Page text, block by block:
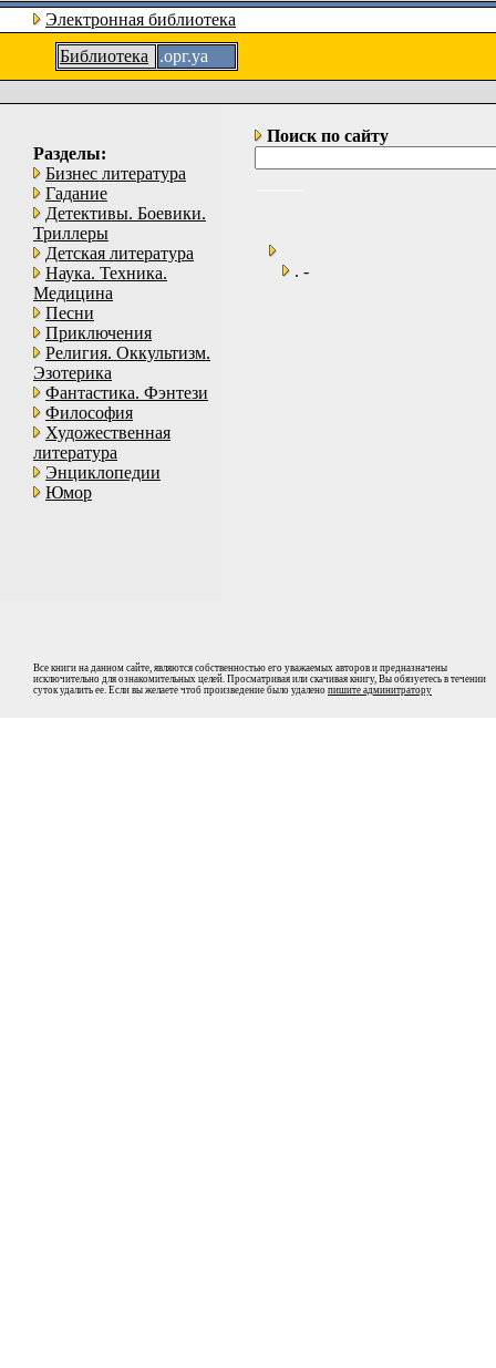
Электронная библиотека
Библиотека
.орг.уа
Разделы:
Бизнес литература
Гадание
Детективы. Боевики.
Триллеры
Детская литература
Наука. Техника.
Медицина
Песни
Приключения
Религия. Оккультизм.
Эзотерика
Фантастика. Фэнтези
Философия
Художественная
литература
Энциклопедии
Юмор
Поиск по сайту
. -
Все книги на данном сайте, являются собственностью его уважаемых авторов и предназначены
исключительно для ознакомительных целей. Просматривая или скачивая книгу, Вы обязуетесь в течении
суток удалить ее. Если вы желаете чтоб произведение было удалено пишите админитратору